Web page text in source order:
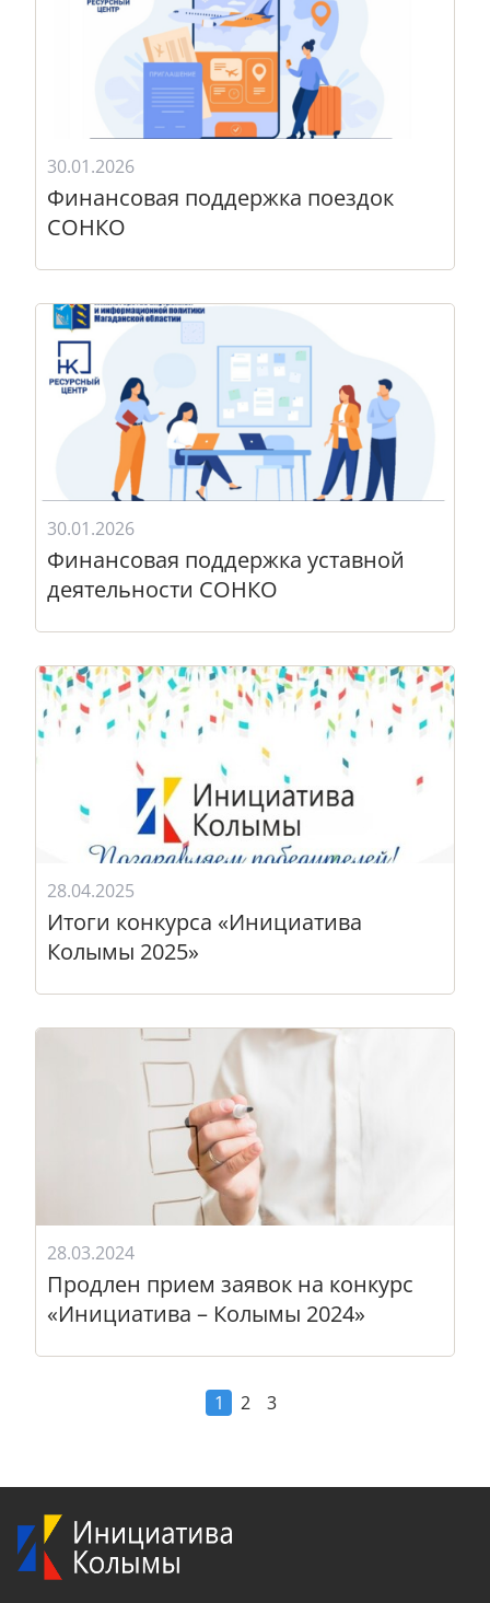
30.01.2026
Финансовая поддержка поездок
СОНКО
30.01.2026
Финансовая поддержка уставной
деятельности СОНКО
28.04.2025
Итоги конкурса «Инициатива
Колымы 2025»
28.03.2024
Продлен прием заявок на конкурс
«Инициатива – Колымы 2024»
1 2 3